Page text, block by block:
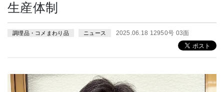
生産体制
調理品・コメまわり品 ニュース 2025.06.18 12950号 03面